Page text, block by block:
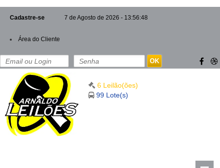
Cadastre-se 7 de Agosto de 2026 - 13:56:48
Área do Cliente
OK
6 Leilão(ões)
99 Lote(s)